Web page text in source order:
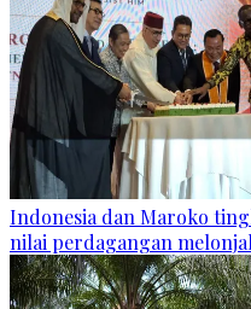
Indonesia dan Maroko
nilai perdagangan